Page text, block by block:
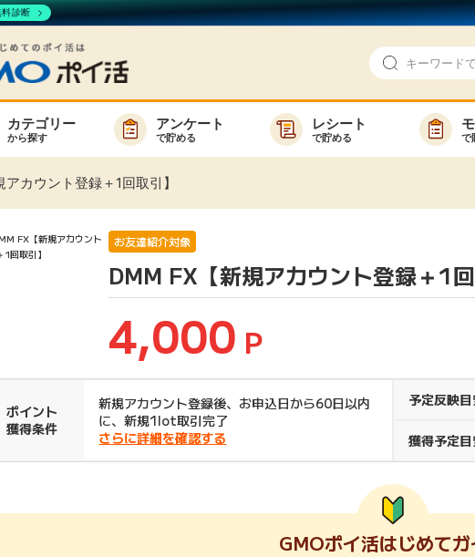
ゲーム
買い物
モニタ
カテゴリー
から探す
アンケート
で貯める
レシート
で貯める で
カウント登録＋1回取引】
サービスから検索
Fashion
楽天証券 楽天ビューティ
購入額の1%P
お友達紹介対象
DMM FX【新規アカウント登録＋1回
4,000 P
ポイント
獲得条件
新規アカウント登録後、お申込日から60日以内
に、新規1lot取引完了
さらに詳細を確認する
予定反映
獲得予定
GMOポイ活はじめてガ
料診断